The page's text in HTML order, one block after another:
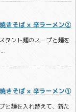
きそば × 辛ラーメン②
タント麺のスープと麺を
きそば × 辛ラーメン①
と麺を入れ替えて、新た